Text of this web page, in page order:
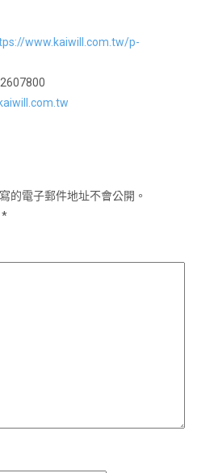
www.kaiwill.com.tw/p-
的電子郵件地址不會公開。
*